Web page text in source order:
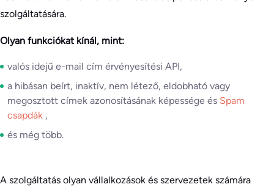
szolgáltatására.
Olyan funkciókat kínál, mint:
valós idejű e-mail cím érvényesítési API,
a hibásan beírt, inaktív, nem létező, eldobható vagy
megosztott címek azonosításának képessége és Spam
csapdák ,
és még több.
A szolgáltatás olyan vállalkozások és szervezetek számára